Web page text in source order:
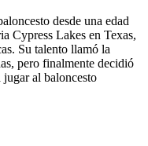
desde una edad
Cypress Lakes en Texas,
Su talento llamó la
pero finalmente decidió
al baloncesto